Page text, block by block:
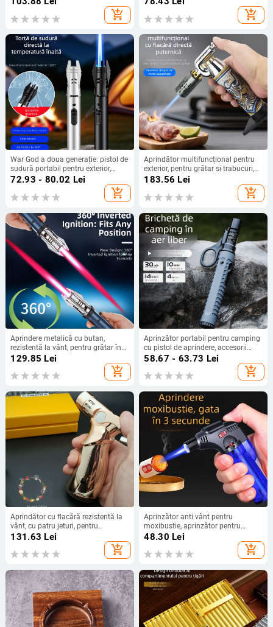
add_shopping_cart add_shopping_cart
War God a doua generație: pistol de
sudură portabil pentru exterior,
flacără rezistentă la vânt,
temperatură înaltă și punct de
72.93 - 80.02 Lei
add_shopping_cart
Aprindător multifuncțional pentru
exterior, pentru grătar și trabucuri,
rezistent la vânt, reîncărcabil cu
183.56 Lei
add_shopping_cart
Aprindere metalică cu butan,
rezistentă la vânt, pentru grătar în
aer liber, design inspirat de sabie de
129.85 Lei
add_shopping_cart
Aprinzător portabil pentru camping
cu pistol de aprindere, accesorii
pentru sobă, flamă BBQ și
58.67 - 63.73 Lei
add_shopping_cart
Aprindător cu flacără rezistentă la
vânt, cu patru jeturi, pentru
trabucuri, grătar și sudură
131.63 Lei
add_shopping_cart
Aprinzător anti vânt pentru
moxibustie, aprinzător pentru
bețișoare de moxa, aprinzător
pentru țigări, pistol de sudură cu
flux direct, duză lungă de
48.30 Lei
add_shopping_cart